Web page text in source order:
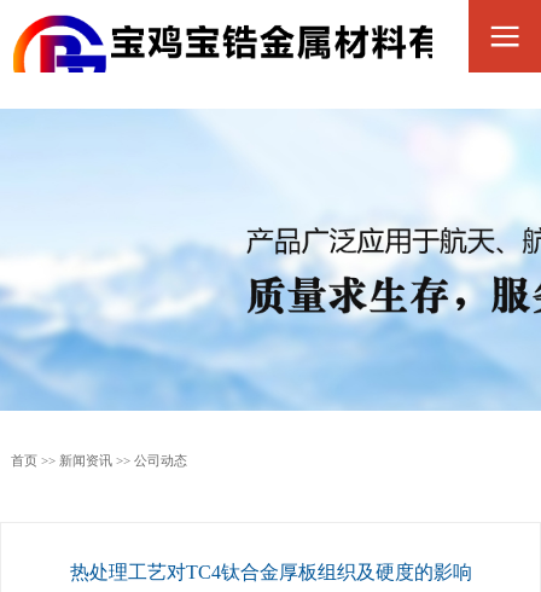
首页>> 新闻资讯>> 公司动态
热处理工艺对TC4钛合金厚板组织及硬度的影响